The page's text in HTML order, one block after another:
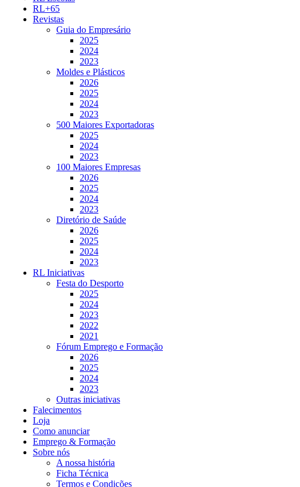
RL+65
Revistas
Guia do Empresário
2025
2024
2023
Moldes e Plásticos
2026
2025
2024
2023
500 Maiores Exportadoras
2025
2024
2023
100 Maiores Empresas
2026
2025
2024
2023
Diretório de Saúde
2026
2025
2024
2023
RL Iniciativas
Festa do Desporto
2025
2024
2023
2022
2021
Fórum Emprego e Formação
2026
2025
2024
2023
Outras iniciativas
Falecimentos
Loja
Como anunciar
Emprego & Formação
Sobre nós
A nossa história
Ficha Técnica
Termos e Condições